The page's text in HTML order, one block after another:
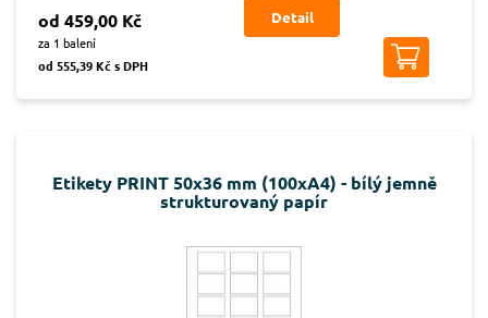
od 459,00 Kč
za 1 balení
od 555,39 Kč s DPH
Detail
Etikety PRINT 50x36 mm (100xA4) - bílý jemně
strukturovaný papír